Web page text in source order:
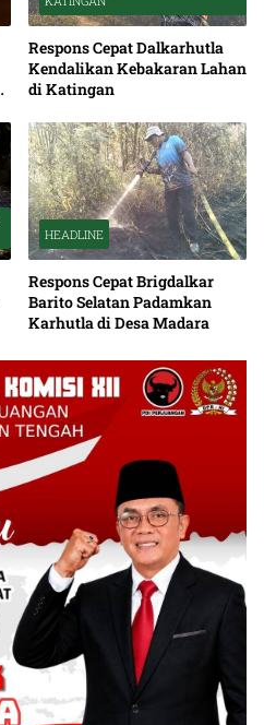
Respons Cepat Dalkarhutla
Kendalikan Kebakaran Lahan
di Katingan
HEADLINE
Respons Cepat Brigdalkar
Barito Selatan Padamkan
Karhutla di Desa Madara